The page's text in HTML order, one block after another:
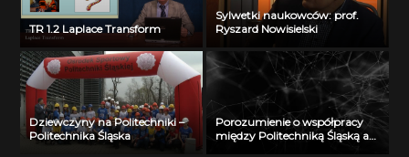
TR 1.2 Laplace Transform
Sylwetki naukowców: prof.
Ryszard Nowisielski
Dziewczyny na Politechniki –
Politechnika Śląska
Porozumienie o współpracy
między Politechniką Śląską a